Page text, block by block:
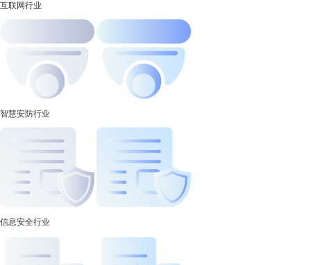
互联网行业
智慧安防行业
信息安全行业